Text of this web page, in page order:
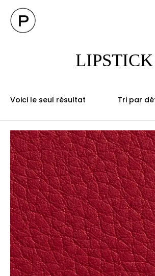
LIPSTICK
Voici le seul résultat